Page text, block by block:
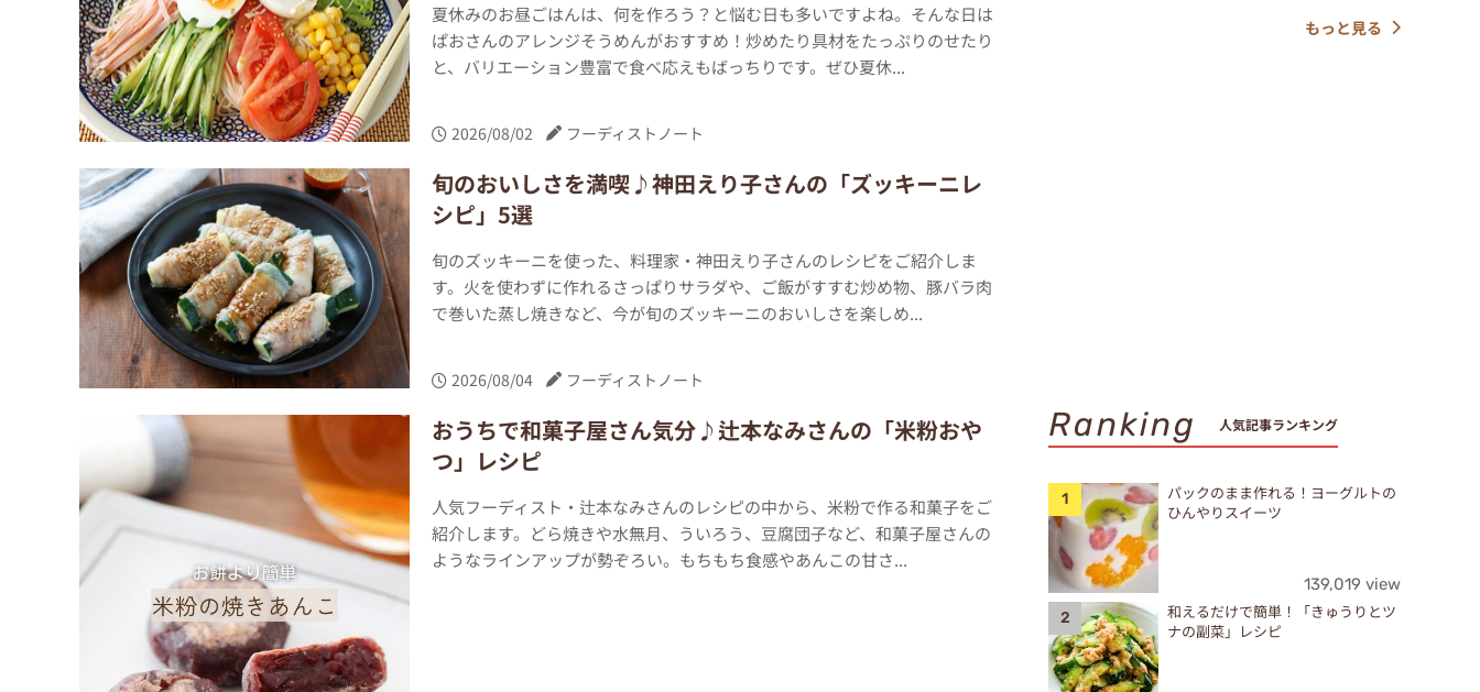
夏休みのお昼ごはんは、何を作ろう？と悩む日も多いですよね。そんな日は
ぱおさんのアレンジそうめんがおすすめ！炒めたり具材をたっぷりのせたり
と、バリエーション豊富で食べ応えもばっちりです。ぜひ夏休...
2026/08/02 フーディストノート
旬のおいしさを満喫♪神田えり子さんの「ズッキーニレ
シピ」5選
旬のズッキーニを使った、料理家・神田えり子さんのレシピをご紹介しま
す。火を使わずに作れるさっぱりサラダや、ご飯がすすむ炒め物、豚バラ肉
で巻いた蒸し焼きなど、今が旬のズッキーニのおいしさを楽しめ...
2026/08/04 フーディストノート
おうちで和菓子屋さん気分♪辻本なみさんの「米粉おや
つ」レシピ
人気フーディスト・辻本なみさんのレシピの中から、米粉で作る和菓子をご
紹介します。どら焼きや水無月、ういろう、豆腐団子など、和菓子屋さんの
ようなラインアップが勢ぞろい。もちもち食感やあんこの甘さ...
もっと見る
Ranking 人気記事ランキング
パックのまま作れる！ヨーグルトの
ひんやりスイーツ
139,019 view
和えるだけで簡単！「きゅうりとツ
ナの副菜」レシピ